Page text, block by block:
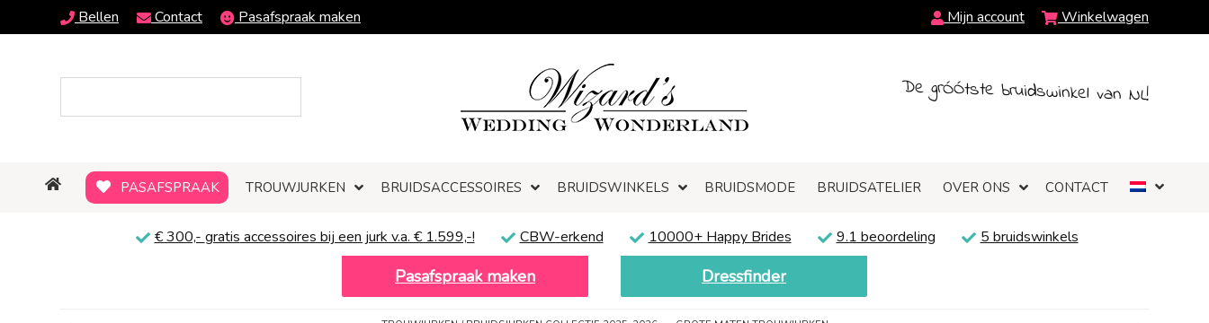
Bellen Contact Pasafspraak maken Mijn account Winkelwagen
De grÓÓtste bruidswinkel van NL!
PASAFSPRAAK TROUWJURKEN BRUIDSACCESSOIRES BRUIDSWINKELS BRUIDSMODE BRUIDSATELIER OVER ONS CONTACT
€ 300,- gratis accessoires bij een jurk v.a. € 1.599,-! CBW-erkend 10000+ Happy Brides 9.1 beoordeling 5 bruidswinkels
Pasafspraak maken Dressfinder